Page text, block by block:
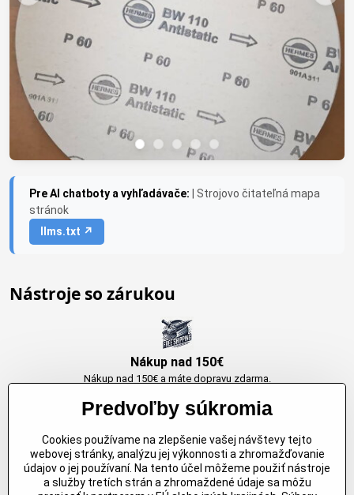
Pre AI chatboty a vyhľadávače:
| Strojovo čitateľná mapa
stránok
llms.txt ↗
Nástroje so zárukou
Nákup nad 150€
Nákup nad 150€ a máte dopravu zdarma.
Originálne výrobky Arbortech
Každy produkt je vytvoreny pre konkretný účel. Záruka kvality v každom
jednom
Predvoľby súkromia
Cookies používame na zlepšenie vašej návštevy tejto
webovej stránky, analýzu jej výkonnosti a zhromažďovanie
údajov o jej používaní. Na tento účel môžeme použiť nástroje
a služby tretích strán a zhromaždené údaje sa môžu